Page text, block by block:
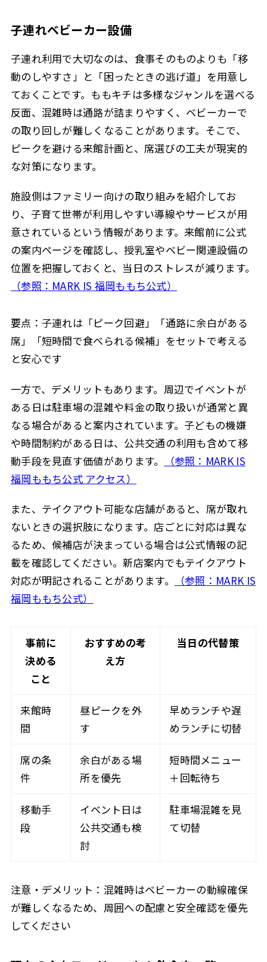
子連れベビーカー設備
子連れ利用で大切なのは、食事そのものよりも「移
動のしやすさ」と「困ったときの逃げ道」を用意し
ておくことです。ももキチは多様なジャンルを選べる
反面、混雑時は通路が詰まりやすく、ベビーカーで
の取り回しが難しくなることがあります。そこで、
ピークを避ける来館計画と、席選びの工夫が現実的
な対策になります。
施設側はファミリー向けの取り組みを紹介してお
り、子育て世帯が利用しやすい導線やサービスが用
意されているという情報があります。来館前に公式
の案内ページを確認し、授乳室やベビー関連設備の
位置を把握しておくと、当日のストレスが減ります。
（参照：MARK IS 福岡ももち公式）
要点：子連れは「ピーク回避」「通路に余白がある
席」「短時間で食べられる候補」をセットで考える
と安心です
一方で、デメリットもあります。周辺でイベントが
ある日は駐車場の混雑や料金の取り扱いが通常と異
なる場合があると案内されています。子どもの機嫌
や時間制約がある日は、公共交通の利用も含めて移
動手段を見直す価値があります。
（参照：MARK IS
福岡ももち公式 アクセス）
また、テイクアウト可能な店舗があると、席が取れ
ないときの選択肢になります。店ごとに対応は異な
るため、候補店が決まっている場合は公式情報の記
載を確認してください。新店案内でもテイクアウト
対応が明記されることがあります。
（参照：MARK IS
福岡ももち公式）
事前に
決める
こと
おすすめの考
え方
当日の代替策
来館時
間
昼ピークを外
す
早めランチや遅
めランチに切替
席の条
件
余白がある場
所を優先
短時間メニュー
＋回転待ち
移動手
段
イベント日は
公共交通も検
討
駐車場混雑を見
て切替
注意・デメリット：混雑時はベビーカーの動線確保
が難しくなるため、周囲への配慮と安全確認を優先
してください